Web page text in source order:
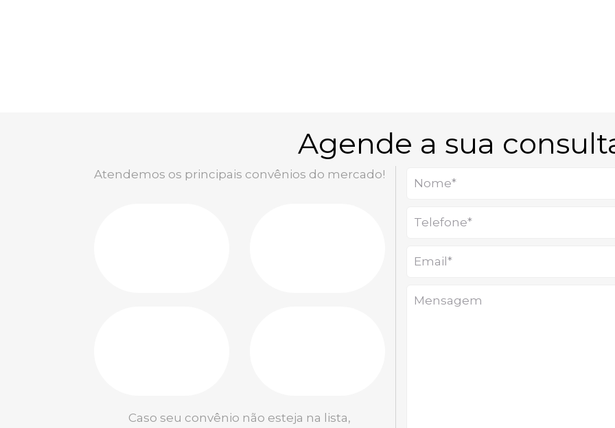
Agende a sua
Atendemos os principais convênios do mercado!
Caso seu convênio não esteja na lista,